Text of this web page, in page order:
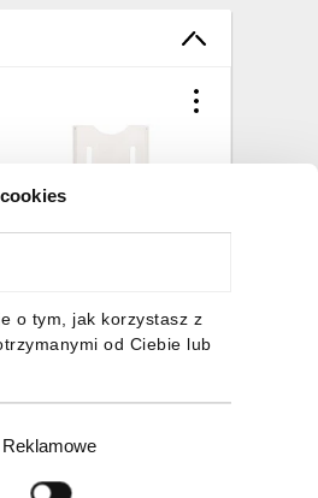
o tym, jak korzystasz z
od Ciebie lub
Reklamowe
55,67 złbrutto